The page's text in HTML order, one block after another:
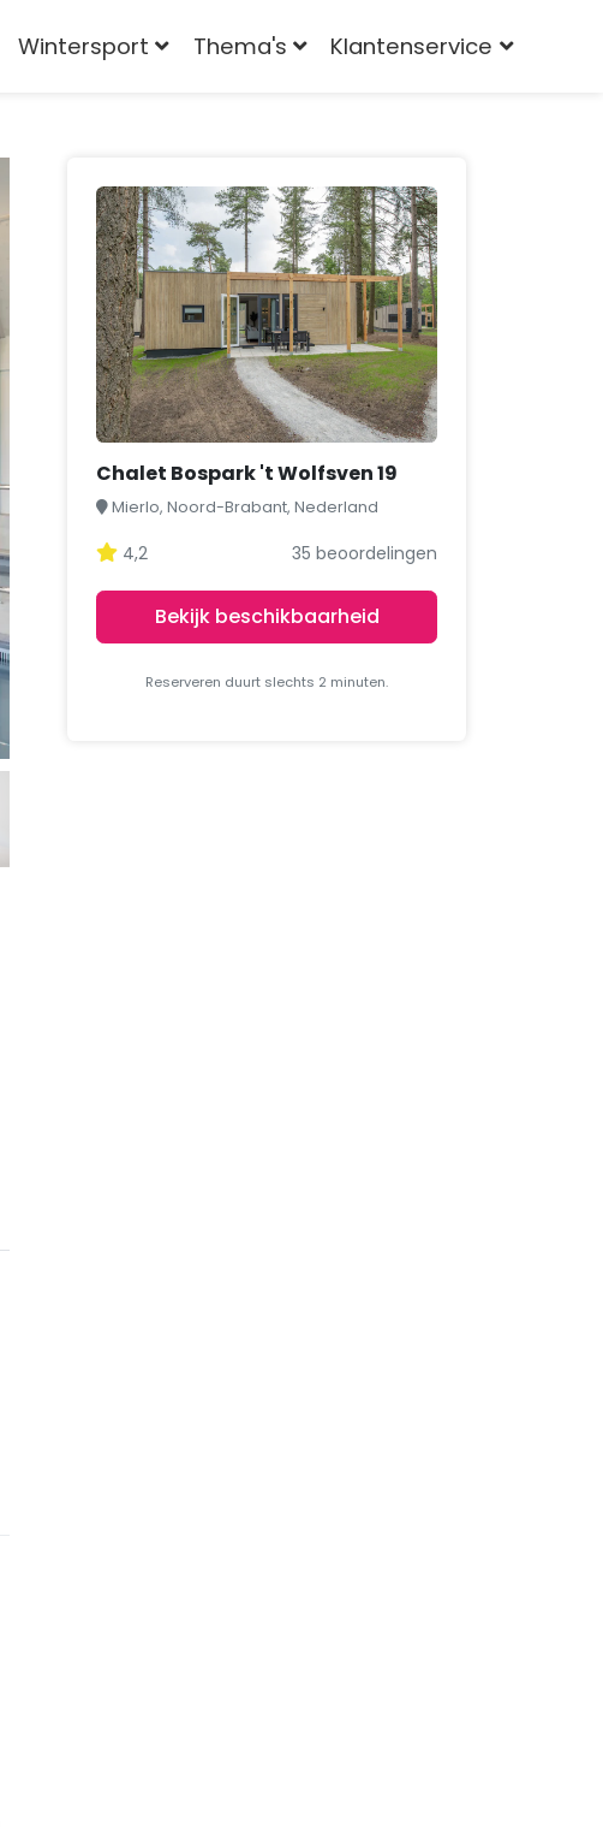
Wintersport Thema's Klantenservice
Chalet Bospark 't Wolfsven 19
Mierlo, Noord-Brabant, Nederland
4,2 35 beoordelingen
Bekijk beschikbaarheid
Reserveren duurt slechts 2 minuten.